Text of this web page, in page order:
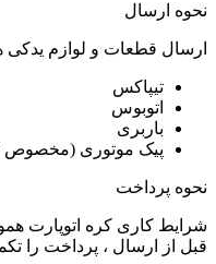
نحوه ارسال
ارسال قطعات و لوازم
تیپاکس
اتوبوس
باربری
پیک موتوری (مخصوص
نحوه پرداخت
شرایط کاری کره اتوپارت
قبل از ارسال ، پرداخت را